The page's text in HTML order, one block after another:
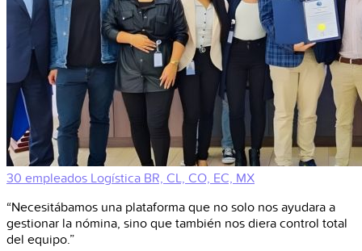
30 empleados Logística BR, CL, CO, EC, MX
“Necesitábamos una plataforma que no solo nos ayudara a
gestionar la nómina, sino que también nos diera control total
del equipo.”